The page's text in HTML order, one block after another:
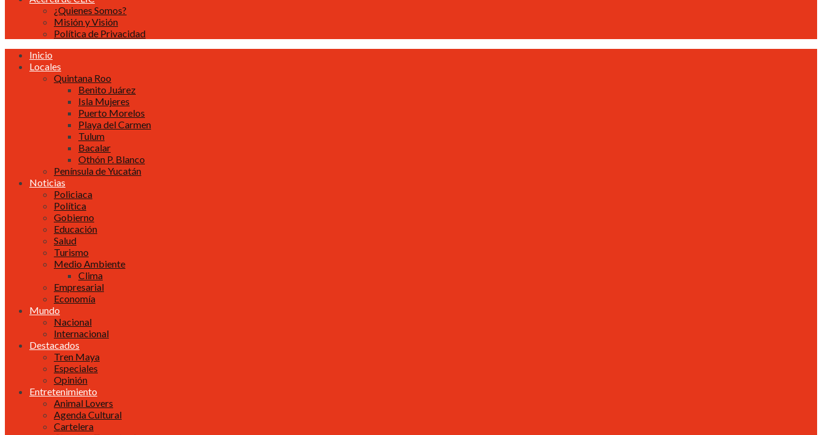
¿Quienes Somos?
Misión y Visión
Política de Privacidad
Inicio
Locales
Quintana Roo
Benito Juárez
Isla Mujeres
Puerto Morelos
Playa del Carmen
Tulum
Bacalar
Othón P. Blanco
Península de Yucatán
Noticias
Policiaca
Política
Gobierno
Educación
Salud
Turismo
Medio Ambiente
Clima
Empresarial
Economía
Mundo
Nacional
Internacional
Destacados
Tren Maya
Especiales
Opinión
Entretenimiento
Animal Lovers
Agenda Cultural
Cartelera